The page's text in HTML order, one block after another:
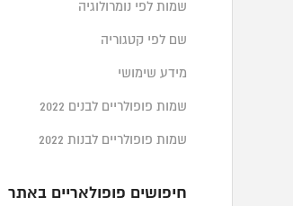
שמות לפי נומרולוגיה
שם לפי קטגוריה
מידע שימושי
שמות פופולריים לבנים 2022
שמות פופולריים לבנות 2022
חיפושים פופולאריים באתר